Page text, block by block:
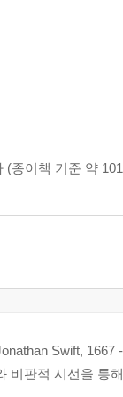
(종이책 기준 약
Swift,
비판적 시선을 통